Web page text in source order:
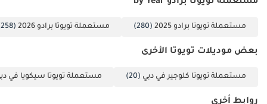
مستعملة تويوتا برادو 2025 (280) مستعملة تويوتا برادو 2026 (258)
بعض موديلات تويوتا الأخرى
مستعملة تويوتا كلوجير في دبي (20) مستعملة تويوتا سيكويا في
روابط أخرى